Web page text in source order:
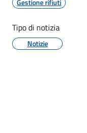
Gestione rifiuti
Tipo di notizia
Notizie